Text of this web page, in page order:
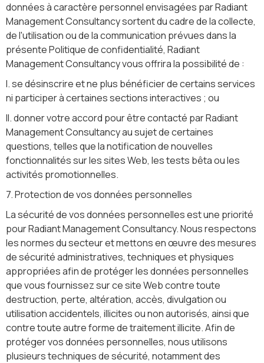
données à caractère personnel envisagées par Radiant
Management Consultancy sortent du cadre de la collecte,
de l'utilisation ou de la communication prévues dans la
présente Politique de confidentialité, Radiant
Management Consultancy vous offrira la possibilité de :
I. se désinscrire et ne plus bénéficier de certains services
ni participer à certaines sections interactives ; ou
II. donner votre accord pour être contacté par Radiant
Management Consultancy au sujet de certaines
questions, telles que la notification de nouvelles
fonctionnalités sur les sites Web, les tests bêta ou les
activités promotionnelles.
7. Protection de vos données personnelles
La sécurité de vos données personnelles est une priorité
pour Radiant Management Consultancy. Nous respectons
les normes du secteur et mettons en œuvre des mesures
de sécurité administratives, techniques et physiques
appropriées afin de protéger les données personnelles
que vous fournissez sur ce site Web contre toute
destruction, perte, altération, accès, divulgation ou
utilisation accidentels, illicites ou non autorisés, ainsi que
contre toute autre forme de traitement illicite. Afin de
protéger vos données personnelles, nous utilisons
plusieurs techniques de sécurité, notamment des